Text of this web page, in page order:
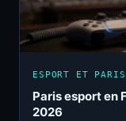
ESPORT ET PARIS
Paris esport en
2026